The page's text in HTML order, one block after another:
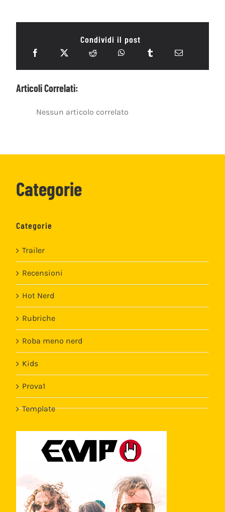
Condividi il post
Articoli Correlati:
Nessun articolo correlato
Categorie
Categorie
Trailer
Recensioni
Hot Nerd
Rubriche
Roba meno nerd
Kids
Prova1
Template